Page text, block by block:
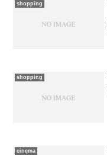
shopping
shopping
cinema